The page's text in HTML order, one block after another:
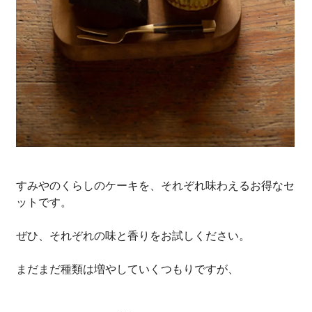
すみやのくらしのケーキを、それぞれ味わえるお得なセ
ットです。
ぜひ、それぞれの味と香りをお試しください。
まだまだ種類は増やしていくつもりですが、